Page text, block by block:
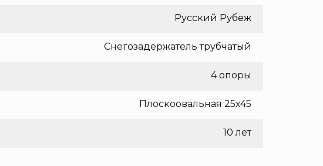
Русский Рубеж
Снегозадержатель трубчатый
4 опоры
Плоскоовальная 25х45
10 лет